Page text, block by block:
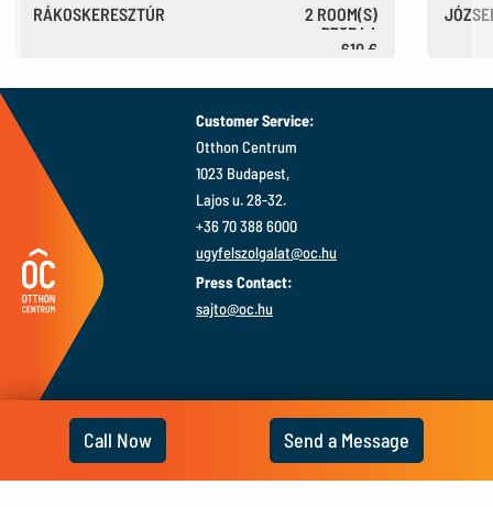
Call Now Send a Message
RÁKOSKERESZTÚR
2 ROOM(S)
220E FT
Customer Service:
Otthon Centrum
1023 Budapest,
Lajos u. 28-32.
+36 70 388 6000
ugyfelszolgalat@oc.hu
Press Contact:
sajto@oc.hu